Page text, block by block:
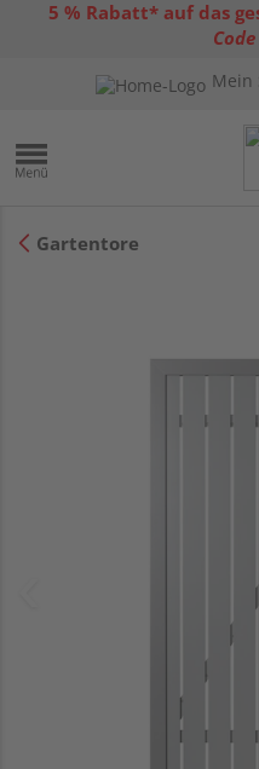
5 % Rabatt* auf das
Code
Mein
Gartentore